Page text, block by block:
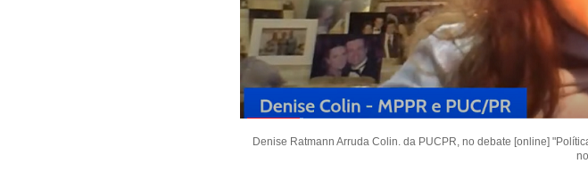
Denise Ratmann Arruda Colin. da PUCPR, no debate [online]